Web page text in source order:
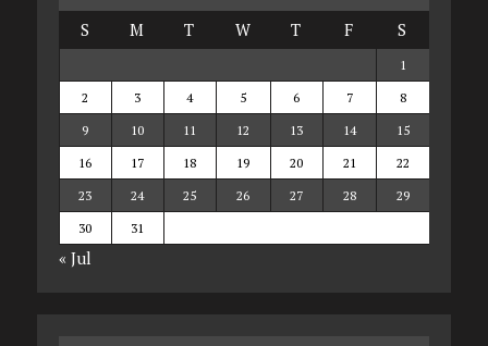
S
M T W T F S
1
2
3 4 5 6 7
8
9
10 11 12 13 14
15
16
17 18 19 20 21
22
23
24 25 26 27 28
29
30
31
« Jul